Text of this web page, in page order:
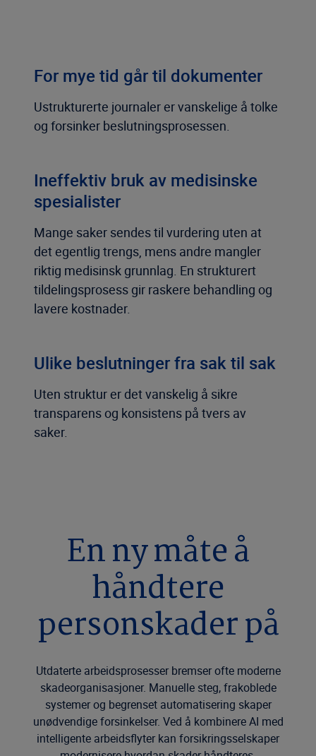
For mye tid går til dokumenter
Ustrukturerte journaler er vanskelige å tolke
og forsinker beslutningsprosessen.
Ineffektiv bruk av medisinske
spesialister
Mange saker sendes til vurdering uten at
det egentlig trengs, mens andre mangler
riktig medisinsk grunnlag. En strukturert
tildelingsprosess gir raskere behandling og
lavere kostnader.
Ulike beslutninger fra sak til sak
Uten struktur er det vanskelig å sikre
transparens og konsistens på tvers av
saker.
En ny måte å
håndtere
personskader på
Utdaterte arbeidsprosesser bremser ofte moderne
skadeorganisasjoner. Manuelle steg, frakoblede
systemer og begrenset automatisering skaper
unødvendige forsinkelser. Ved å kombinere AI med
intelligente arbeidsflyter kan forsikringsselskaper